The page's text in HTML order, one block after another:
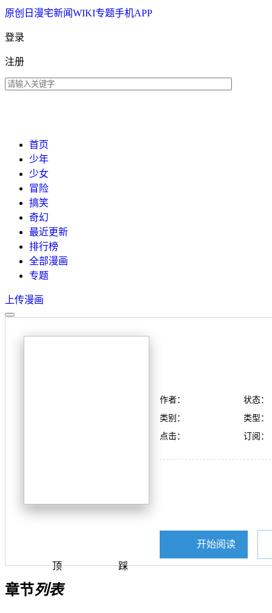
原创 日漫宅新闻WIKI专题手机APP
登录
注册
首页
少年
少女
冒险
搞笑
奇幻
最近更新
排行榜
全部漫画
专题
上传漫画
顶 踩
作者：
状态：
类别：
类型：
点击：
订阅：
开始阅读
章节列表